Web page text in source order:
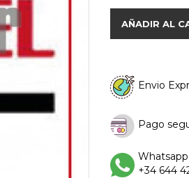
AÑADIR AL
Envio
Pago
Whatsapp
+34 644